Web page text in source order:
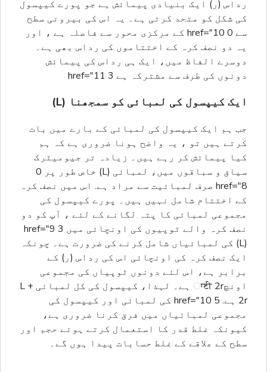
رداس (ر) ایک بنیادی پیمائش ہے جو پورے کیپسول
کی شکل کو متحد کرتی ہے۔ یہ اس کی بیرونی سطح
سے 0 href="10 کے مرکزی محور سے فاصلہ ہے ، اور
یہ دو نصف کرہ کے اختتاموں کی رداس بھی ہے۔
دوسرے الفاظ میں، ایک ہی رداس کی پیمائش
دونوں کی طرف سے مشترکہ ہے 3 href="11
ایک کیپسول کی لمبائی کو سمجھنا (L)
جب ہم ایک کیپسول کی لمبائی کے بارے میں بات
کرتے ہیں تو ، یہ واضح ہونا ضروری ہے کہ ہم
کیا پیمائش کر رہے ہیں۔ زیادہ تر جیومیٹرک
سیاق و سباقوں میں، لمبائی (L) خاص طور پر 0
href="8 صرف لمبائیت سے مراد ہے. اس میں نصف کرہ
کے اختتام شامل نہیں ہیں۔ پورے کیپسول کی
مجموعی لمبائی کا پتہ لگانے کے لئے ، آپ کو دو
نصف کرہ والے ٹوپیوں کی اونچائی میں 3 href="9
(L) کی لمبائیاں شامل کرنے کی ضرورت ہے۔ چونکہ
ایک نصف کرہ کی اونچائی اس کی رداس (ر) کے
برابر ہے، اس لئے دونوں ٹوپیاں کی مجموعی
اونچਾਈ 2r ہے۔ لہذا، کیپسول کی کل لمبائی L +
2r ہے. 5 href="10 کی لمبائی اور کیپسول کی
مجموعی لمبائیاں میں فرق کرنا ضروری ہے،
کیونکہ غلط قدر کا استعمال کرتے ہوئے حجم اور
سطح کے علاقے کے غلط حسابات پیدا ہوں گے۔